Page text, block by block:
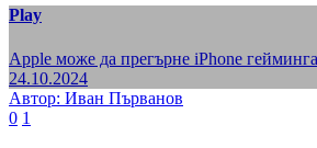
Play
Apple може да прегърне iPhone
24.10.2024
Автор: Иван Първанов
0 1